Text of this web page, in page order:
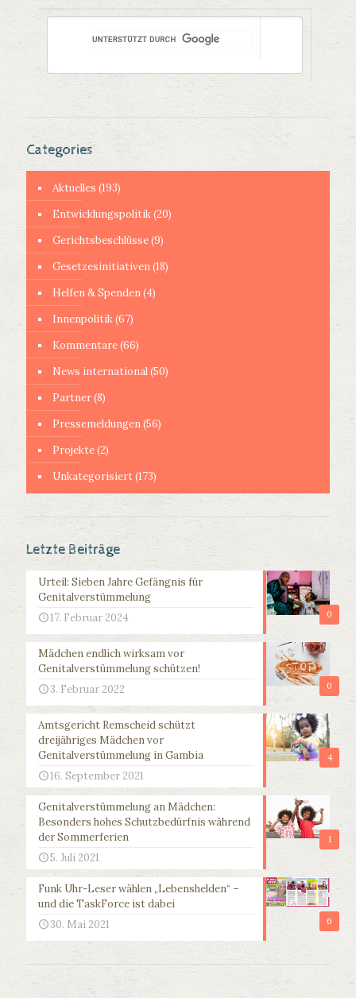
Categories
Aktuelles (193)
Entwicklungspolitik(20)
Gerichtsbeschlüsse(9)
Gesetzesinitiativen(18)
Helfen & Spenden(4)
Innenpolitik(67)
Kommentare(66)
News international(50)
Partner(8)
Pressemeldungen(56)
Projekte(2)
Unkategorisiert(173)
Letzte Beiträge
0
Urteil: Sieben Jahre Gefängnis für
Genitalverstümmelung
17. Februar 2024
0
Mädchen endlich wirksam vor
Genitalverstümmelung schützen!
3. Februar 2022
4
Amtsgericht Remscheid schützt
dreijähriges Mädchen vor
Genitalverstümmelung in Gambia
16. September 2021
1
Genitalverstümmelung an Mädchen:
Besonders hohes Schutzbedürfnis während
der Sommerferien
5. Juli 2021
6
Funk Uhr-Leser wählen „Lebenshelden“ –
und die TaskForce ist dabei
30. Mai 2021